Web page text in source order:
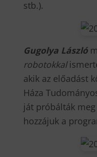
stb.).
Gugolya László
robotokkal
akik az előadást
Háza
ját próbálták
hozzájuk a